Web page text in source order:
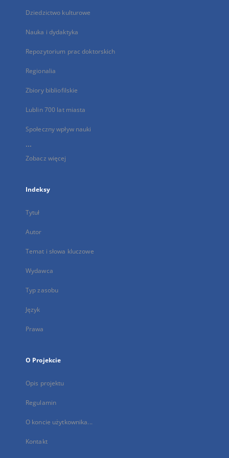
Dziedzictwo kulturowe
Nauka i dydaktyka
Repozytorium prac doktorskich
Regionalia
Zbiory bibliofilskie
Lublin 700 lat miasta
Społeczny wpływ nauki
...
Zobacz więcej
Indeksy
Tytuł
Autor
Temat i słowa kluczowe
Wydawca
Typ zasobu
Język
Prawa
O Projekcie
Opis projektu
Regulamin
O koncie użytkownika...
Kontakt